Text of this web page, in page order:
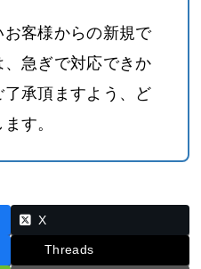
客様からの新規で
急ぎで対応できか
承頂ますよう、ど
す。
X
Threads